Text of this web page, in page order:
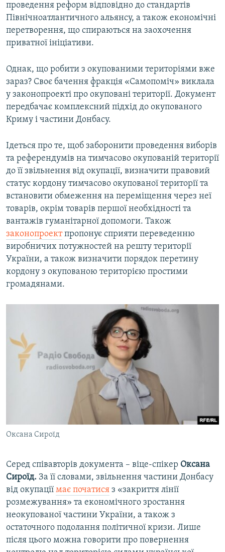
проведення реформ відповідно до стандартів
Північноатлантичного альянсу, а також економічні
перетворення, що спираються на заохочення
приватної ініціативи.
Однак, що робити з окупованими територіями вже
зараз? Своє бачення фракція «Самопоміч» виклала
у законопроекті про окуповані території. Документ
передбачає комплексний підхід до окупованого
Криму і частини Донбасу.
Ідеться про те, щоб заборонити проведення виборів
та референдумів на тимчасово окупованій території
до її звільнення від окупації, визначити правовий
статус кордону тимчасово окупованої території та
встановити обмеження на переміщення через неї
товарів, окрім товарів першої необхідності та
вантажів гуманітарної допомоги. Також
законопроектпропонує сприяти переведенню
виробничих потужностей на решту території
України, а також визначити порядок перетину
кордону з окупованою територією простими
громадянами.
Оксана Сироїд
Серед співавторів документа – віце-спікер Оксана
Сироїд. За її словами, звільнення частини Донбасу
від окупації має початися з «закриття лінії
розмежування» та економічного зростання
неокупованої частини України, а також з
остаточного подолання політичної кризи. Лише
після цього можна говорити про повернення